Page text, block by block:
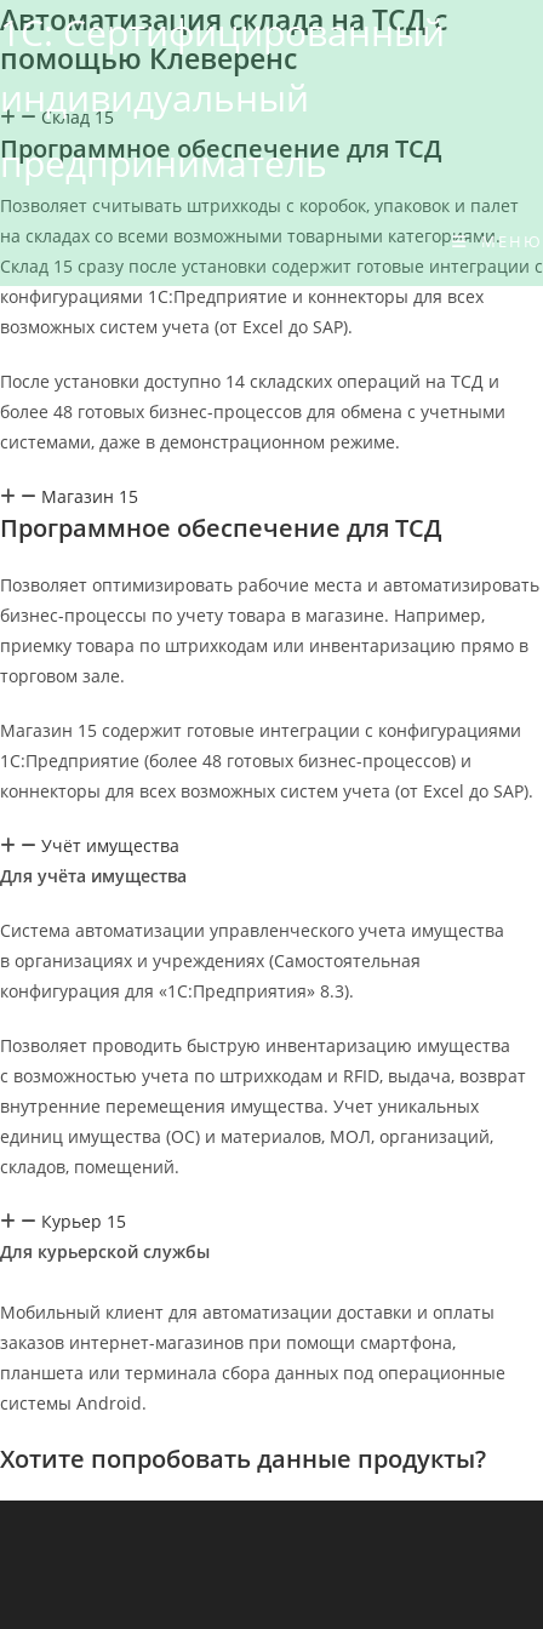
Перейти
содержимому
1С: Сертифицированный
индивидуальный
предприниматель
МЕНЮ
Автоматизация склада на ТСД с
помощью Клеверенс
Склад 15
Программное обеспечение для ТСД
Позволяет считывать штрихкоды с коробок, упаковок и палет
на складах со всеми возможными товарными категориями.
Склад 15 сразу после установки содержит готовые интеграции с
конфигурациями 1С:Предприятие и коннекторы для всех
возможных систем учета (от Excel до SAP).
После установки доступно 14 складских операций на ТСД и
более 48 готовых бизнес-процессов для обмена с учетными
системами, даже в демонстрационном режиме.
Магазин 15
Программное обеспечение для ТСД
Позволяет оптимизировать рабочие места и автоматизировать
бизнес-процессы по учету товара в магазине. Например,
приемку товара по штрихкодам или инвентаризацию прямо в
торговом зале.
Магазин 15 содержит готовые интеграции с конфигурациями
1С:Предприятие (более 48 готовых бизнес-процессов) и
коннекторы для всех возможных систем учета (от Excel до SAP).
Учёт имущества
Для учёта имущества
Система автоматизации управленческого учета имущества
в организациях и учреждениях (Самостоятельная
конфигурация для «1С:Предприятия» 8.3).
Позволяет проводить быструю инвентаризацию имущества
с возможностью учета по штрихкодам и RFID, выдача, возврат
внутренние перемещения имущества. Учет уникальных
единиц имущества (ОС) и материалов, МОЛ, организаций,
складов, помещений.
Курьер 15
Для курьерской службы
Мобильный клиент для автоматизации доставки и оплаты
заказов интернет-магазинов при помощи смартфона,
планшета или терминала сбора данных под операционные
системы Android.
Хотите попробовать данные продукты?